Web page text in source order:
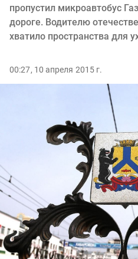
пропустил микроавтобус
дороге. Водителю
хватило пространства для
00:27, 10 апреля 2015 г.